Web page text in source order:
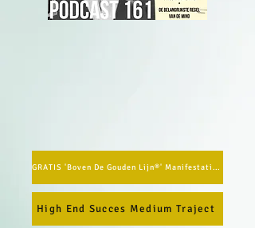
GRATIS 'Boven De Gouden Lijn®' Manifestatie Methode
High End Succes Medium Traject